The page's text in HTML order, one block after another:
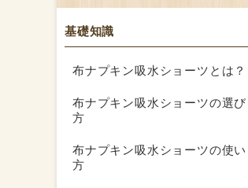
基礎知識
布ナプキン吸水ショーツとは？
布ナプキン吸水ショーツの選び
方
布ナプキン吸水ショーツの使い
方